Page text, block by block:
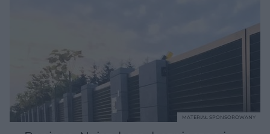
MATERIAŁ SPONSOROWANY